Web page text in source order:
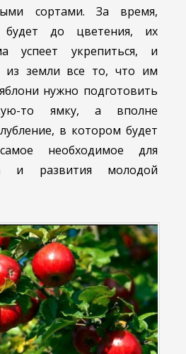
сортами. За время,
до цветения, их
успеет укрепиться, и
из земли все то, что им
нужно подготовить
то ямку, а вполне
в котором будет
необходимое для
и развития молодой